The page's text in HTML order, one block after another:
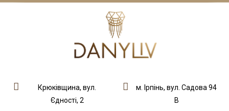
Крюківщина, вул.
Єдності, 2
м. Ірпінь, вул. Садова 94
В